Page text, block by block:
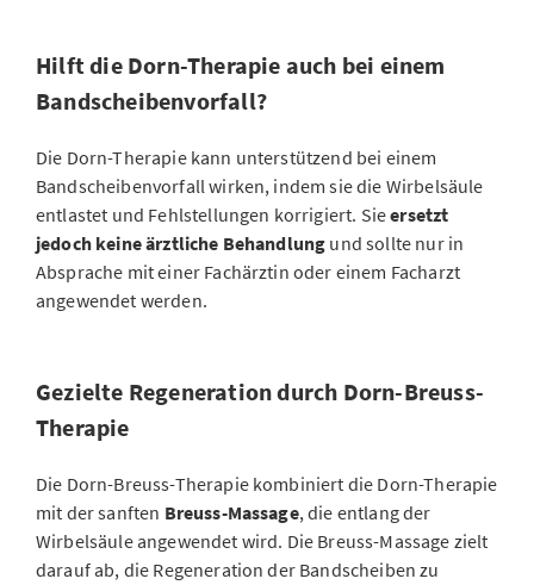
Hilft die Dorn-Therapie auch bei einem
Bandscheibenvorfall?
Die Dorn-Therapie kann unterstützend bei einem
Bandscheibenvorfall wirken, indem sie die Wirbelsäule
entlastet und Fehlstellungen korrigiert. Sieersetzt
jedoch keine ärztliche Behandlung und sollte nur in
Absprache mit einer Fachärztin oder einem Facharzt
angewendet werden.
Gezielte Regeneration durch Dorn-Breuss-
Therapie
Die Dorn-Breuss-Therapie kombiniert die Dorn-Therapie
mit der sanften Breuss-Massage, die entlang der
Wirbelsäule angewendet wird. Die Breuss-Massage zielt
darauf ab, die Regeneration der Bandscheiben zu